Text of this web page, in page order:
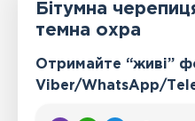
Бітумна
темна охра
Отримайте “живі”
Viber/WhatsApp/